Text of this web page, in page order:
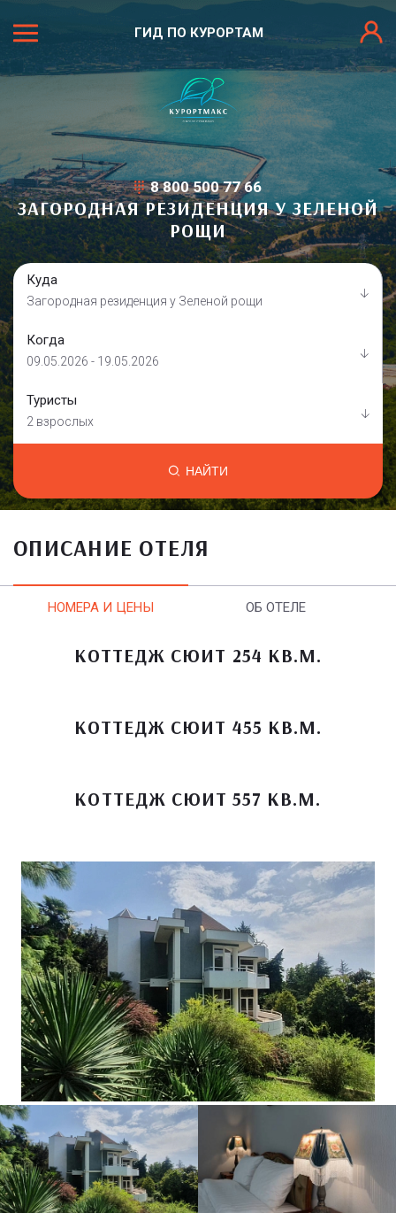
ГИД ПО КУРОРТАМ
8 800 500 77 66
ЗАГОРОДНАЯ РЕЗИДЕНЦИЯ У ЗЕЛЕНОЙ
РОЩИ
Куда
Загородная резиденция у Зеленой рощи
Когда
09.05.2026 - 19.05.2026
Туристы
2 взрослых
НАЙТИ
ОПИСАНИЕ ОТЕЛЯ
НОМЕРА И ЦЕНЫ ОБ ОТЕЛЕ
КОТТЕДЖ СЮИТ 254 КВ.М.
КОТТЕДЖ СЮИТ 455 КВ.М.
КОТТЕДЖ СЮИТ 557 КВ.М.